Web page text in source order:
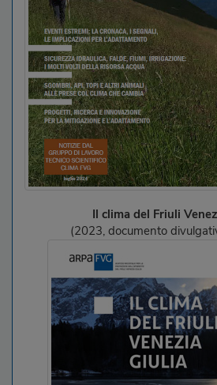
Il clima del Friuli
(2023, documento